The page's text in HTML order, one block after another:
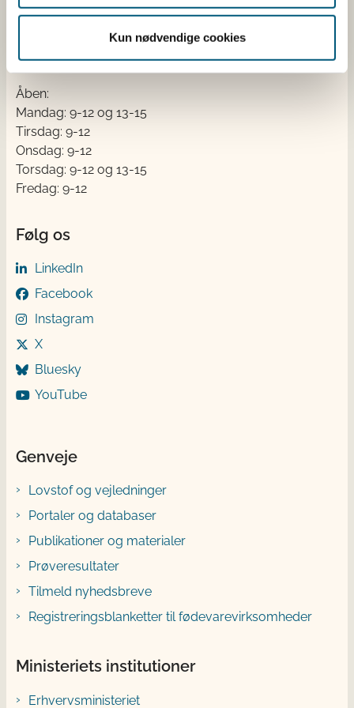
Kun nødvendige cookies
Tlf. 72 2​​​7 69 00
Betaling af regning
Åben:
Mandag: 9-12 og 13-15
Tirsdag: 9-12
Onsdag: 9-12
Torsdag: 9-12 og 13-15
Fredag: 9-12
Følg os
LinkedIn
Facebook
Instagram
X
Bluesky
YouTube
Genveje
Lovstof og vejledninger
Portaler og databaser
Publikationer og materialer
Prøveresultater
Tilmeld nyhedsbreve
Registreringsblanketter til fødevarevirksomheder
Ministeriets institutioner
Erhvervsministeriet